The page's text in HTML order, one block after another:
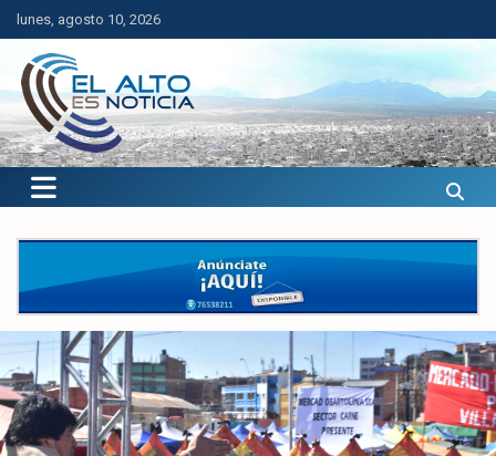
Saltar
al
contenido
lunes, agosto 10, 2026
El Alto es Noticia
Últimas noticias de El Alto, Bolivia y el mundo.